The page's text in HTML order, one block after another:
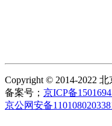
Copyright © 2014-2022
备案号； 京ICP备
京公网安备